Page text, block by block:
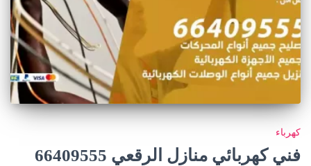
كهرباء
فني كهربائي منازل الرقعي 66409555